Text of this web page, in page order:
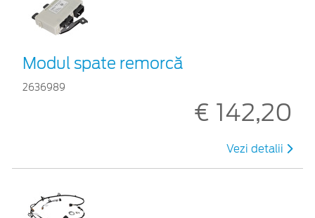
Modul spate remorcă
2636989
€ 142,20
Vezi detalii